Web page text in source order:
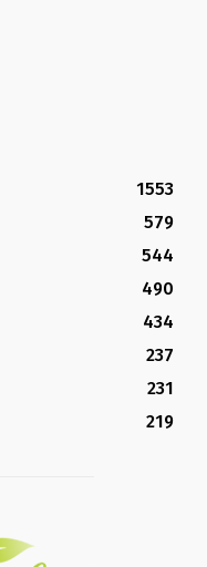
1553
579
544
490
434
237
231
219